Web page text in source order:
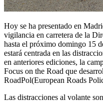
Hoy se ha presentado en
vigilancia en carretera de la
hasta el próximo domingo 15
estará centrada en las
en anteriores ediciones, la
Focus on the Road que
RoadPol(European Roads
Las distracciones al volante